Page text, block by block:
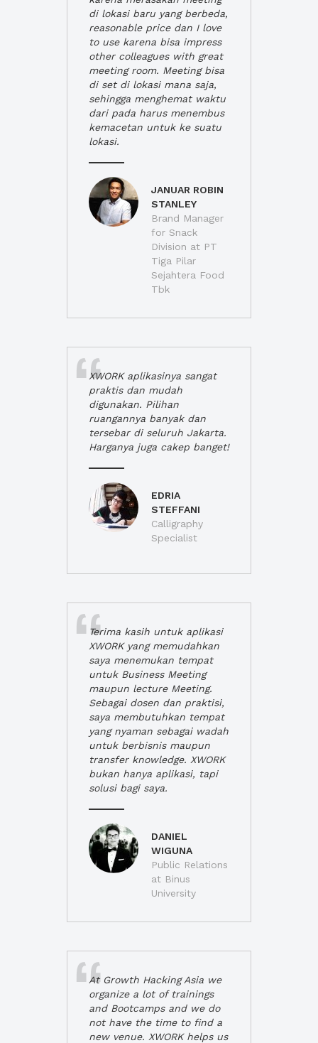
di lokasi baru yang berbeda,
reasonable price dan I love
to use karena bisa impress
other colleagues with great
meeting room. Meeting bisa
di set di lokasi mana saja,
sehingga menghemat waktu
dari pada harus menembus
kemacetan untuk ke suatu
lokasi.
JANUAR ROBIN
STANLEY
Brand Manager
for Snack
Division at PT
Tiga Pilar
Sejahtera Food
Tbk
XWORK aplikasinya sangat
praktis dan mudah
digunakan. Pilihan
ruangannya banyak dan
tersebar di seluruh Jakarta.
Harganya juga cakep banget!
EDRIA
STEFFANI
Calligraphy
Specialist
Terima kasih untuk aplikasi
XWORK yang memudahkan
saya menemukan tempat
untuk Business Meeting
maupun lecture Meeting.
Sebagai dosen dan praktisi,
saya membutuhkan tempat
yang nyaman sebagai wadah
untuk berbisnis maupun
transfer knowledge. XWORK
bukan hanya aplikasi, tapi
solusi bagi saya.
DANIEL
WIGUNA
Public Relations
at Binus
University
At Growth Hacking Asia we
organize a lot of trainings
and Bootcamps and we do
not have the time to find a
new venue. XWORK helps us